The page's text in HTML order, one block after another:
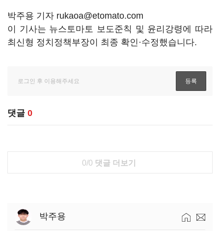
박주용 기자 rukaoa@etomato.com
이 기사는 뉴스토마토 보도준칙 및 윤리강령에 따라
최신형 정치정책부장이 최종 확인·수정했습니다.
댓글 0
0/0 댓글 더보기
박주용